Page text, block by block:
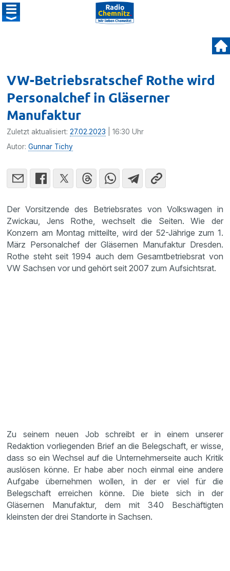
VW-Betriebsratschef Rothe wird
Personalchef in Gläserner
Manufaktur
Zuletzt aktualisiert:27.02.2023 | 16:30 Uhr
Autor:Gunnar Tichy
Der Vorsitzende des Betriebsrates von Volkswagen in
Zwickau, Jens Rothe, wechselt die Seiten. Wie der
Konzern am Montag mitteilte, wird der 52-Jährige zum 1.
März Personalchef der Gläsernen Manufaktur Dresden.
Rothe steht seit 1994 auch dem Gesamtbetriebsrat von
VW Sachsen vor und gehört seit 2007 zum Aufsichtsrat.
Zu seinem neuen Job schreibt er in einem unserer
Redaktion vorliegenden Brief an die Belegschaft, er wisse,
dass so ein Wechsel auf die Unternehmerseite auch Kritik
auslösen könne. Er habe aber noch einmal eine andere
Aufgabe übernehmen wollen, in der er viel für die
Belegschaft erreichen könne. Die biete sich in der
Gläsernen Manufaktur, dem mit 340 Beschäftigten
kleinsten der drei Standorte in Sachsen.